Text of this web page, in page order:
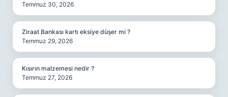
Temmuz 30, 2026
Ziraat Bankası kartı eksiye düşer mi ?
Temmuz 29, 2026
Kısırın malzemesi nedir ?
Temmuz 27, 2026